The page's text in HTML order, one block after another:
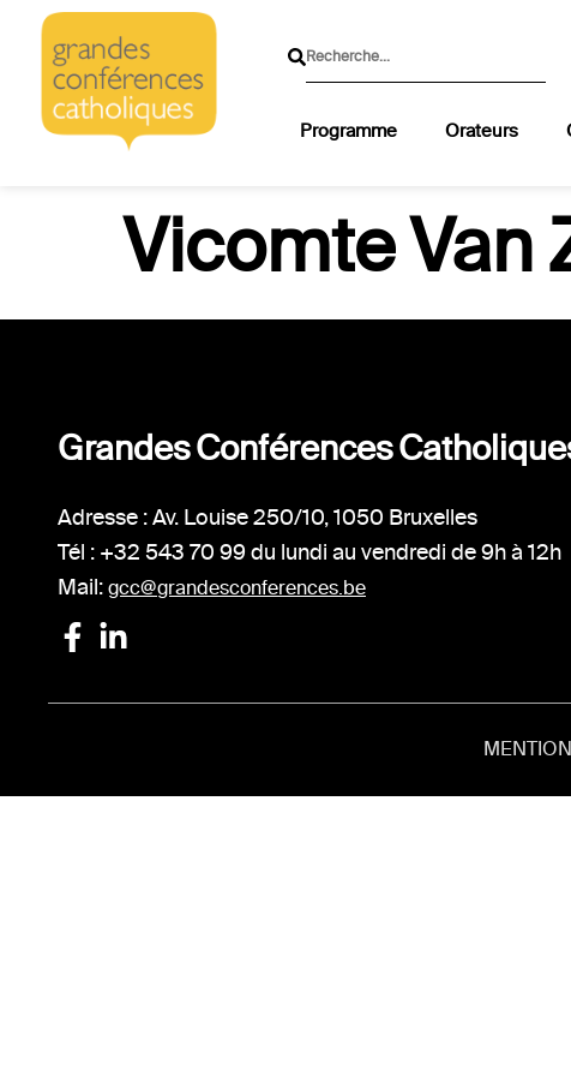
Programme Orateurs
Vicomte Van
Grandes Conférences
Adresse : Av. Louise 250/10, 1050 Bruxelles
Tél : +32 543 70 99 du lundi au vendredi de 9h à 12h
Mail: gcc@grandesconferences.be